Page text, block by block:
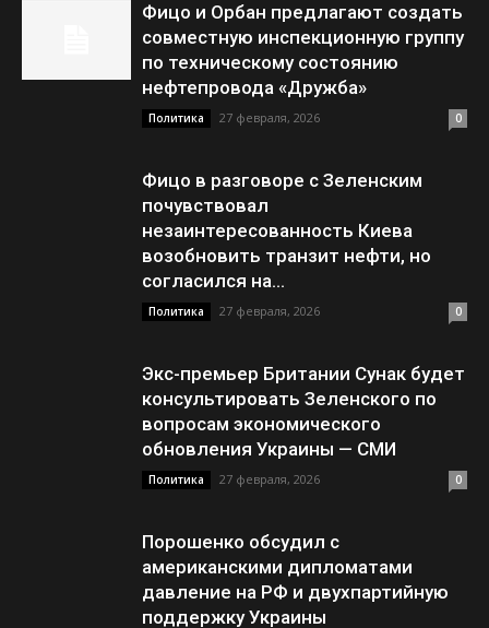
Фицо и Орбан предлагают создать
совместную инспекционную группу
по техническому состоянию
нефтепровода «Дружба»
Политика 27 февраля, 2026 0
Фицо в разговоре с Зеленским
почувствовал
незаинтересованность Киева
возобновить транзит нефти, но
согласился на...
Политика 27 февраля, 2026 0
Экс-премьер Британии Сунак будет
консультировать Зеленского по
вопросам экономического
обновления Украины — СМИ
Политика 27 февраля, 2026 0
Порошенко обсудил с
американскими дипломатами
давление на РФ и двухпартийную
поддержку Украины